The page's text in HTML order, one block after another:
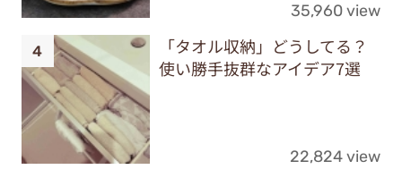
35,960 view
「タオル収納」どうしてる？
使い勝手抜群なアイデア7選
22,824 view